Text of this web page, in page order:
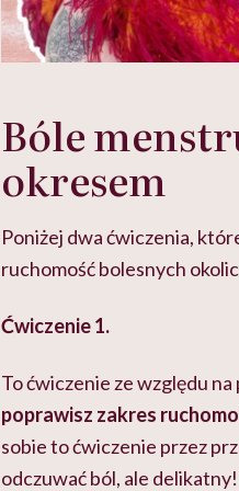
Bóle
okresem
Poniżej dwa ćwiczenia,
ruchomość bolesnych
Ćwiczenie 1.
To ćwiczenie ze względu
poprawisz zakres
sobie to ćwiczenie przez
odczuwać ból, ale